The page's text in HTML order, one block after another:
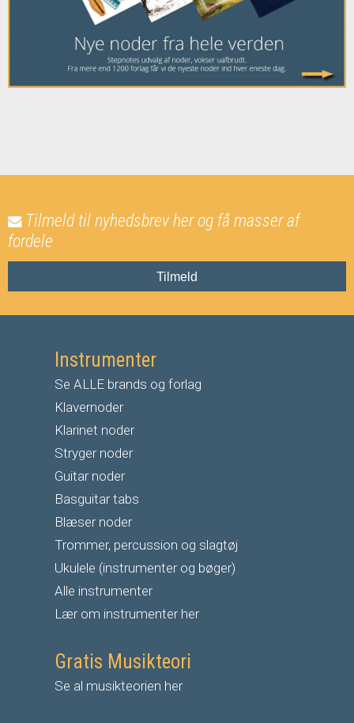
Tilmeld til nyhedsbrev her og få masser af
fordele
Tilmeld
Instrumenter
Se ALLE brands og forlag
Klavernoder
Klarinet noder
Stryger noder
Guitar noder
Basguitar tabs
Blæser noder
Trommer, percussion og slagtøj
Ukulele (instrumenter og bøger)
Alle instrumenter
Lær om instrumenter her
Gratis Musikteori
Se al musikteorien her